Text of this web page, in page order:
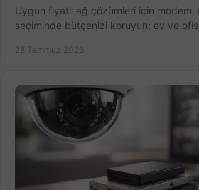
Uygun fiyatlı ağ çözümleri için
seçiminde bütçenizi koruyun; ev ve
28 Temmuz 2026